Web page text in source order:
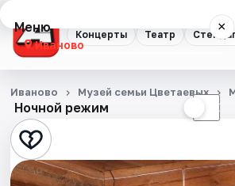
Концерты Театр
Меню ×
Иваново
Концерты
Театр
Стендап
Ночной режим ☾
Иваново Музей семьи Цветаевых